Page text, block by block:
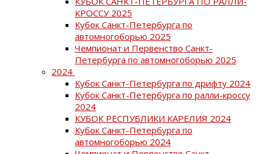
КРОССУ 2025
Кубок Санкт-Петербурга по
автомногоборью 2025
Чемпионат и Первенство Санкт-
Петербурга по автомногоборью 2025
2024
Кубок Санкт-Петербурга по дрифту 2024
Кубок Санкт-Петербурга по ралли-кроссу
2024
КУБОК РЕСПУБЛИКИ КАРЕЛИЯ 2024
Кубок Санкт-Петербурга по
автомногоборью 2024